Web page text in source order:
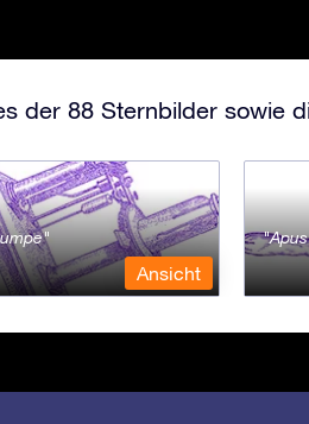
der 88 Sternbilder sowie
Ansicht